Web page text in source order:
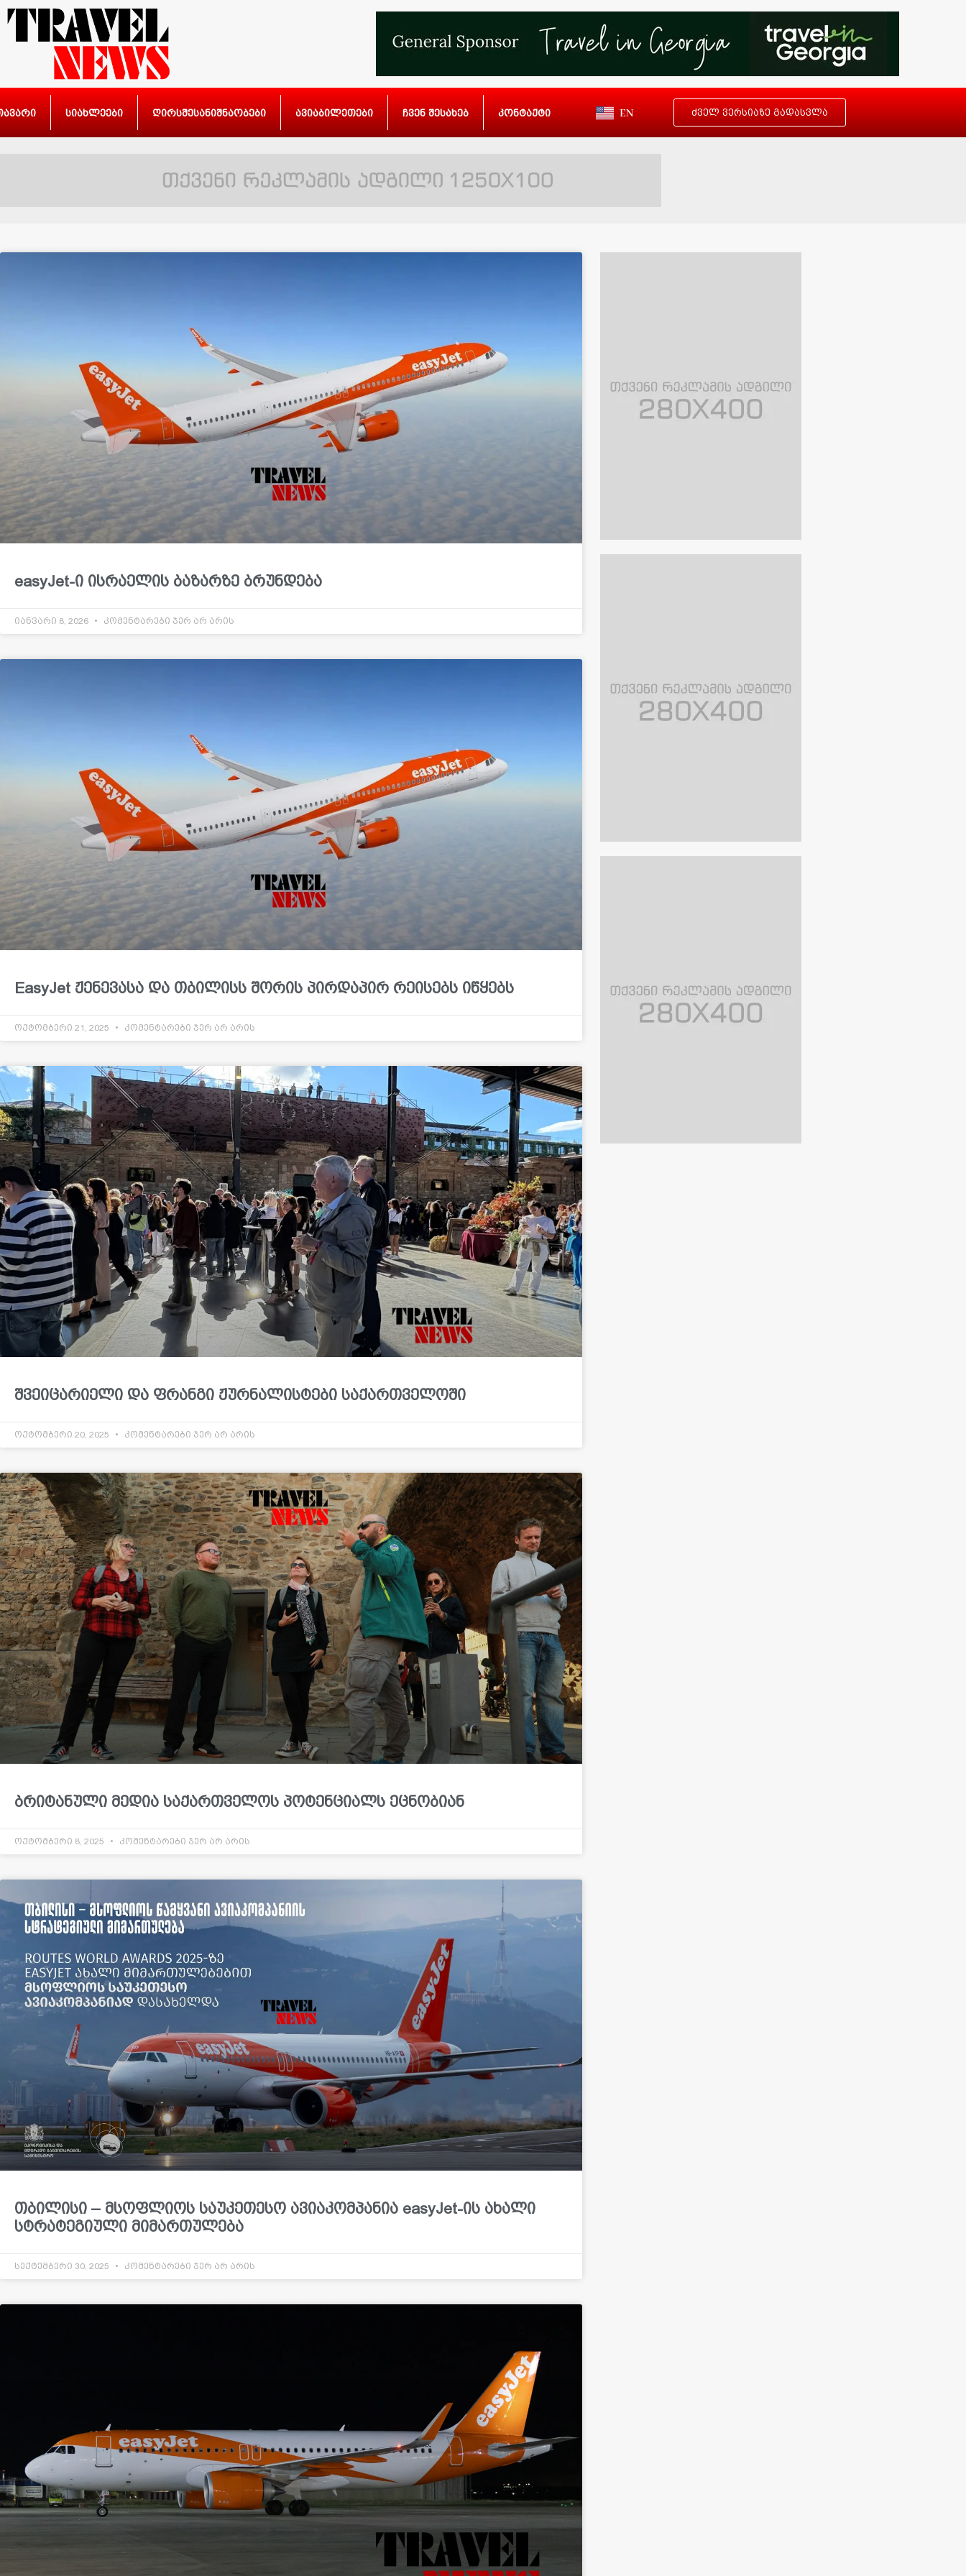
სიახლეები ღირსშესანიშნაობები ავიაბილეთები ჩვენ შესახებ კონტაქტი EN ძველ ვერსიაზე გადასვლა
easyJet-ი ისრაელის ბაზარზე ბრუნდება
იანვარი 8, 2026 კომენტარები ჯერ არ არის
EasyJet ჟენევასა და თბილისს შორის პირდაპირ რეისებს იწყებს
ოქტომბერი 21, 2025 კომენტარები ჯერ არ არის
შვეიცარიელი და ფრანგი ჟურნალისტები საქართველოში
ოქტომბერი 20, 2025 კომენტარები ჯერ არ არის
ბრიტანული მედია საქართველოს პოტენციალს ეცნობიან
ოქტომბერი 8, 2025 კომენტარები ჯერ არ არის
თბილისი – მსოფლიოს საუკეთესო ავიაკომპანია easyJet-ის ახალი
სტრატეგიული მიმართულება
სექტემბერი 30, 2025 კომენტარები ჯერ არ არის